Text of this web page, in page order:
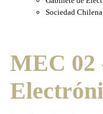
Sociedad
MEC 02